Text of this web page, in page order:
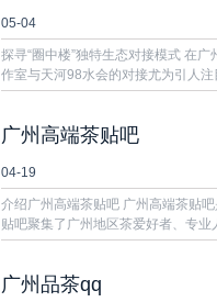
05-04
探寻“圈中楼”独特生态对接模式 在
作室与天河98水会的对接尤为引人
广州高端茶贴吧
04-19
介绍广州高端茶贴吧 广州高端茶贴
贴吧聚集了广州地区茶爱好者、专
广州品茶qq